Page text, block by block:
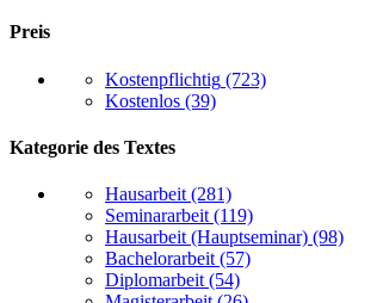
Preis
Kostenpflichtig (723)
Kostenlos (39)
Kategorie des Textes
Hausarbeit (281)
Seminararbeit (119)
Hausarbeit (Hauptseminar) (98)
Bachelorarbeit (57)
Diplomarbeit (54)